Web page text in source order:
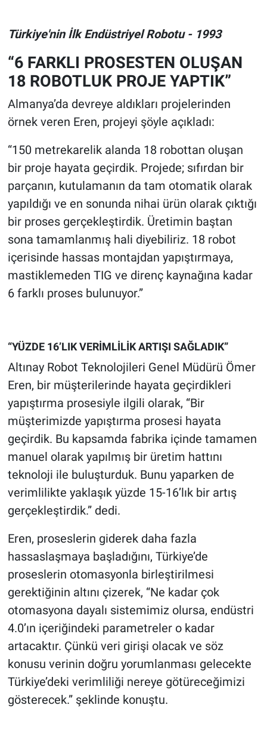
Türkiye'nin İlk Endüstriyel Robotu - 1993
“6 FARKLI PROSESTEN OLUŞAN
18 ROBOTLUK PROJE YAPTIK”
Almanya’da devreye aldıkları projelerinden
örnek veren Eren, projeyi şöyle açıkladı:
“150 metrekarelik alanda 18 robottan oluşan
bir proje hayata geçirdik. Projede; sıfırdan bir
parçanın, kutulamanın da tam otomatik olarak
yapıldığı ve en sonunda nihai ürün olarak çıktığı
bir proses gerçekleştirdik. Üretimin baştan
sona tamamlanmış hali diyebiliriz. 18 robot
içerisinde hassas montajdan yapıştırmaya,
mastiklemeden TIG ve direnç kaynağına kadar
6 farklı proses bulunuyor.”
“YÜZDE 16’LIK VERİMLİLİK ARTIŞI SAĞLADIK”
Altınay Robot Teknolojileri Genel Müdürü Ömer
Eren, bir müşterilerinde hayata geçirdikleri
yapıştırma prosesiyle ilgili olarak, “Bir
müşterimizde yapıştırma prosesi hayata
geçirdik. Bu kapsamda fabrika içinde tamamen
manuel olarak yapılmış bir üretim hattını
teknoloji ile buluşturduk. Bunu yaparken de
verimlilikte yaklaşık yüzde 15-16’lık bir artış
gerçekleştirdik.” dedi.
Eren, proseslerin giderek daha fazla
hassaslaşmaya başladığını, Türkiye’de
proseslerin otomasyonla birleştirilmesi
gerektiğinin altını çizerek, “Ne kadar çok
otomasyona dayalı sistemimiz olursa, endüstri
4.0’ın içeriğindeki parametreler o kadar
artacaktır. Çünkü veri girişi olacak ve söz
konusu verinin doğru yorumlanması gelecekte
Türkiye’deki verimliliği nereye götüreceğimizi
gösterecek.” şeklinde konuştu.